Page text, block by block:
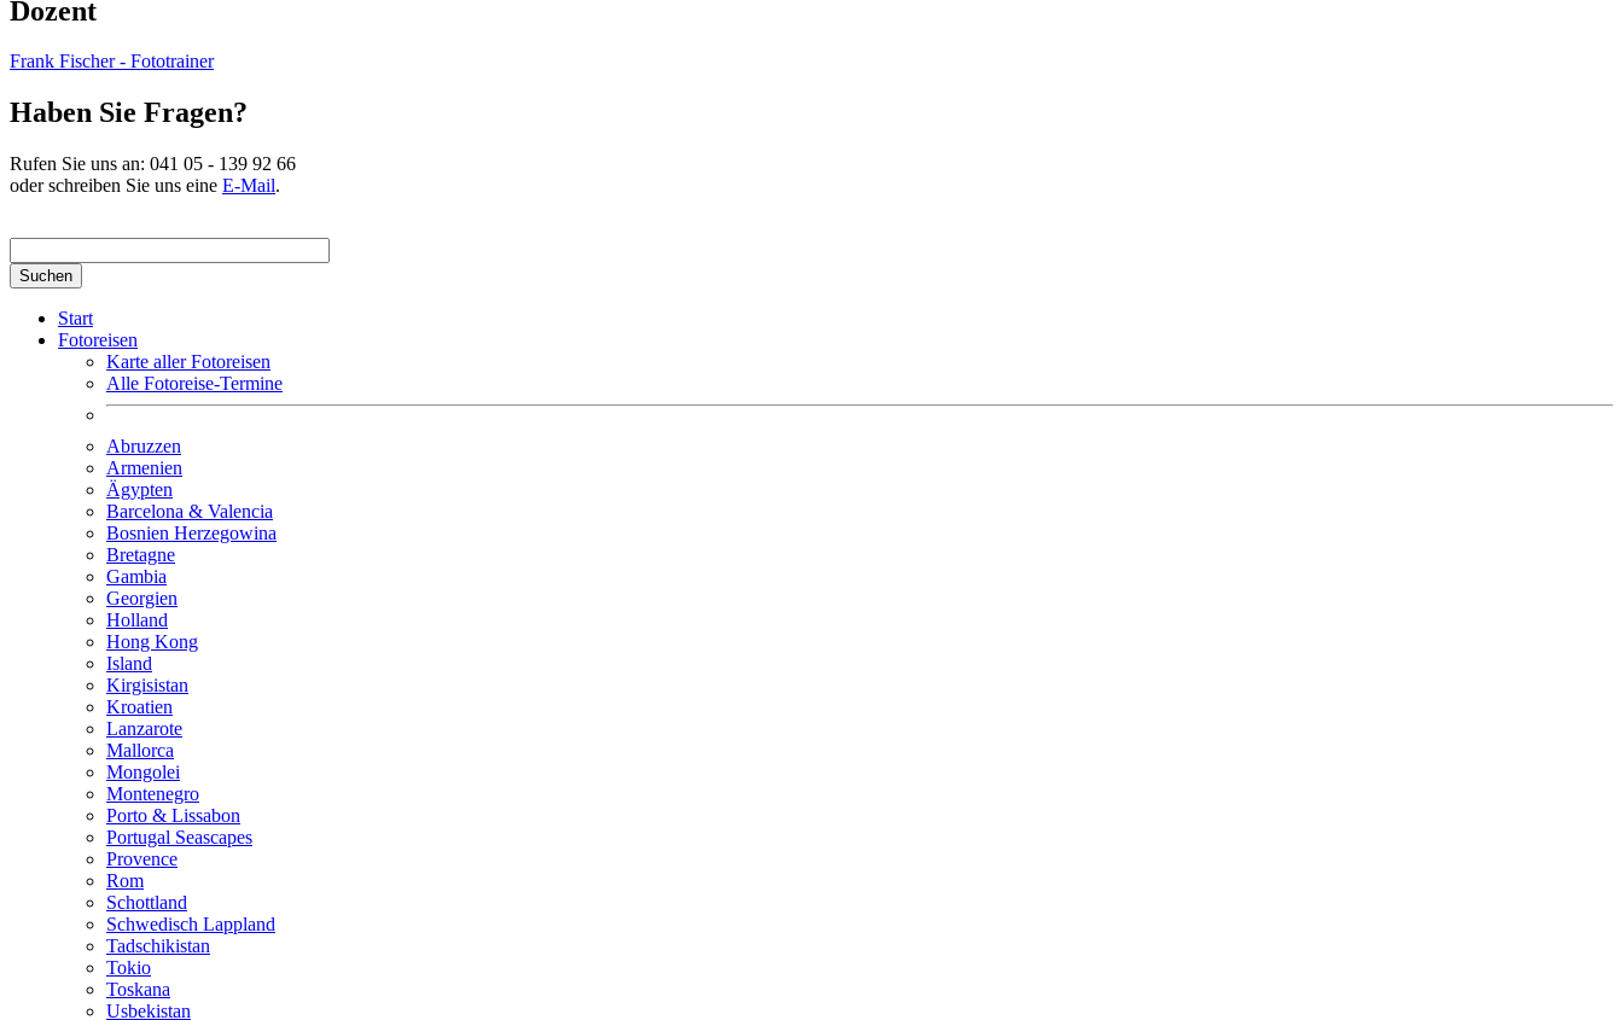
Dozent
Frank Fischer - Fototrainer
Haben Sie Fragen?
Rufen Sie uns an: 041 05 - 139 92 66
oder schreiben Sie uns eine E-Mail.
Start
Fotoreisen
Karte aller Fotoreisen
Alle Fotoreise-Termine
Abruzzen
Armenien
Ägypten
Barcelona & Valencia
Bosnien Herzegowina
Bretagne
Gambia
Georgien
Holland
Hong Kong
Island
Kirgisistan
Kroatien
Lanzarote
Mallorca
Mongolei
Montenegro
Porto & Lissabon
Portugal Seascapes
Provence
Rom
Schottland
Schwedisch Lappland
Tadschikistan
Tokio
Toskana
Usbekistan